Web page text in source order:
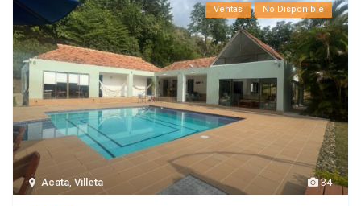
34
Acata ,Villeta
Ventas No Disponible